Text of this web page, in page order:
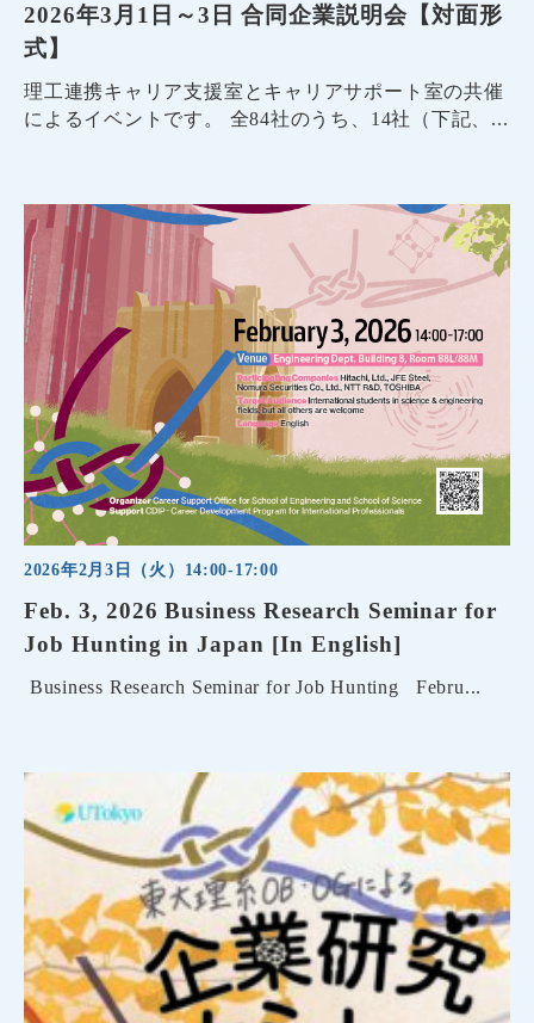
2026年3月1日～3日 合同企業説明会【対面形
式】
理工連携キャリア支援室とキャリアサポート室の共催
によるイベントです。 全84社のうち、14社（下記、...
2026年2月3日（火）14:00-17:00
Feb. 3, 2026 Business Research Seminar for
Job Hunting in Japan [In English]
Business Research Seminar for Job Hunting Febru...